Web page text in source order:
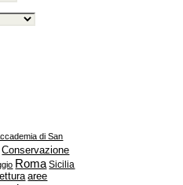
di San
Conservazione
Roma Sicilia
aree